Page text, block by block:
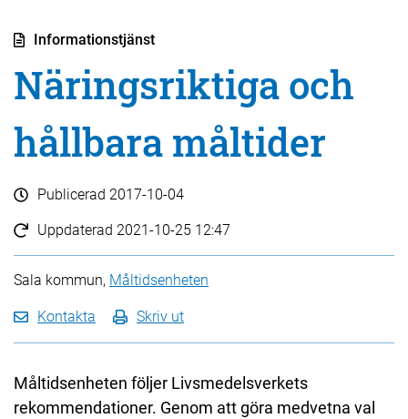
Informationstjänst
Näringsriktiga och
hållbara måltider
Publicerad 2017-10-04
Uppdaterad 2021-10-25 12:47
Sala kommun, Måltidsenheten
Kontakta Skriv ut
Måltidsenheten följer Livsmedelsverkets
rekommendationer. Genom att göra medvetna val